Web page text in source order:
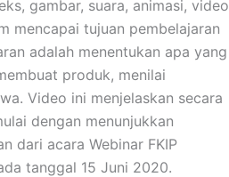
gambar, suara, animasi, video
mencapai tujuan pembelajaran
adalah menentukan apa yang
produk, menilai
Video ini menjelaskan secara
dengan menunjukkan
dari acara Webinar FKIP
tanggal 15 Juni 2020.